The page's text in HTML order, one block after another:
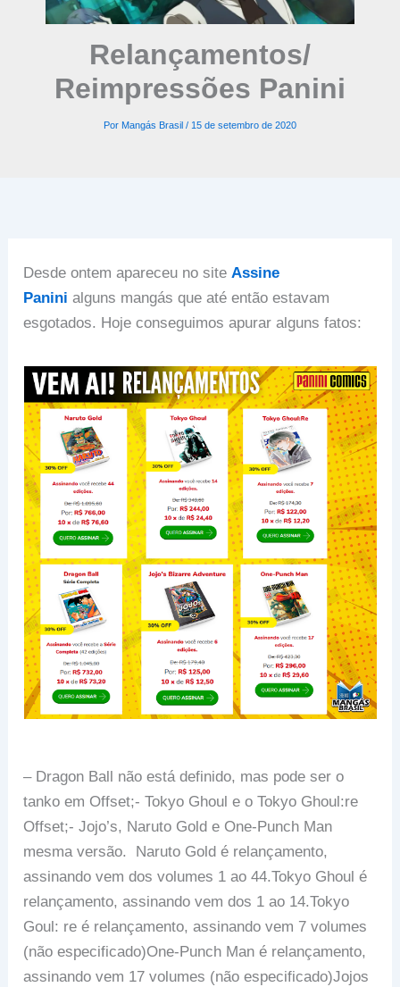
Relançamentos/
Reimpressões Panini
Por Mangás Brasil / 15 de setembro de 2020
Desde ontem apareceu no siteAssine
Panini alguns mangás que até então estavam
esgotados. Hoje conseguimos apurar alguns fatos:
– Dragon Ball não está definido, mas pode ser o
tanko em Offset;- Tokyo Ghoul e o Tokyo Ghoul:re
Offset;- Jojo’s, Naruto Gold e One-Punch Man
mesma versão. Naruto Gold é relançamento,
assinando vem dos volumes 1 ao 44.Tokyo Ghoul é
relançamento, assinando vem dos 1 ao 14.Tokyo
Goul: re é relançamento, assinando vem 7 volumes
(não especificado)One-Punch Man é relançamento,
assinando vem 17 volumes (não especificado)Jojos